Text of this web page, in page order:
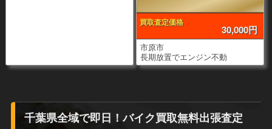
買取査定価格
30,000円
市原市
長期放置でエンジン不動
千葉県全域で即日！バイク買取無料出張査定